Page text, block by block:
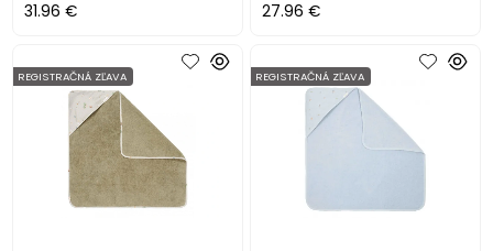
31.96 € 27.96 €
REGISTRAČNÁ ZĽAVA REGISTRAČNÁ ZĽAVA